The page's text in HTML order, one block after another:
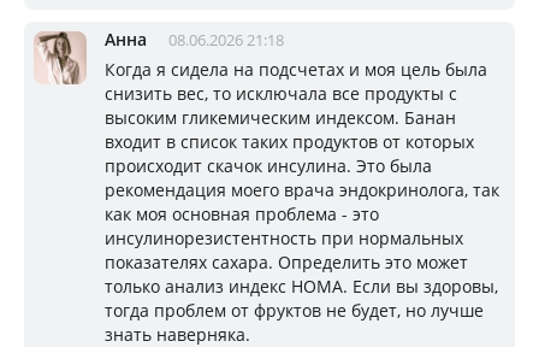
Анна 08.06.2026 21:18
Когда я сидела на подсчетах и моя цель была
снизить вес, то исключала все продукты с
высоким гликемическим индексом. Банан
входит в список таких продуктов от которых
происходит скачок инсулина. Это была
рекомендация моего врача эндокринолога, так
как моя основная проблема - это
инсулинорезистентность при нормальных
показателях сахара. Определить это может
только анализ индекс HOMA. Если вы здоровы,
тогда проблем от фруктов не будет, но лучше
знать наверняка.